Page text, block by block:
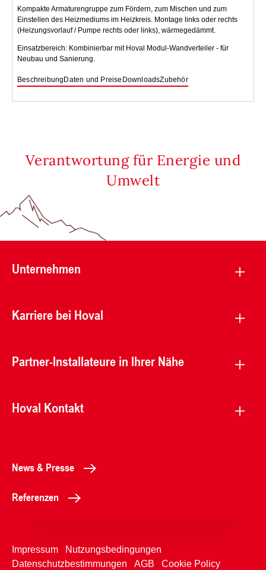
Kompakte Armaturengruppe zum Fördern, zum Mischen und zum
Einstellen des Heizmediums im Heizkreis. Montage links oder rechts
(Heizungsvorlauf / Pumpe rechts oder links), wärmegedämmt.
Einsatzbereich: Kombinierbar mit Hoval Modul-Wandverteiler - für
Neubau und Sanierung.
Beschreibung Daten und Preise DownloadsZubehör
Verantwortung für Energie und
Umwelt
Unternehmen
Karriere bei Hoval
Partner-Installateure in Ihrer Nähe
Hoval Kontakt
News & Presse
Referenzen
Impressum
Nutzungsbedingungen
Datenschutzbestimmungen
AGB Cookie Policy